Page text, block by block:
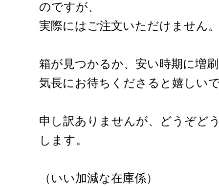
のですが、
実際にはご注文いただけません
箱が見つかるか、安い時期に増
気長にお待ちくださると嬉しい
申し訳ありませんが、どうぞど
します。
（いい加減な在庫係）